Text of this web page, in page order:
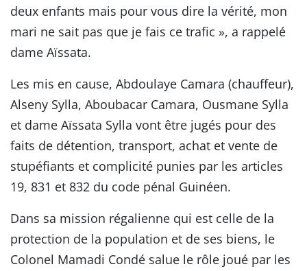
deux enfants mais pour vous dire la vérité, mon
mari ne sait pas que je fais ce trafic », a rappelé
dame Aïssata.
Les mis en cause, Abdoulaye Camara (chauffeur),
Alseny Sylla, Aboubacar Camara, Ousmane Sylla
et dame Aïssata Sylla vont être jugés pour des
faits de détention, transport, achat et vente de
stupéfiants et complicité punies par les articles
19, 831 et 832 du code pénal Guinéen.
Dans sa mission régalienne qui est celle de la
protection de la population et de ses biens, le
Colonel Mamadi Condé salue le rôle joué par les